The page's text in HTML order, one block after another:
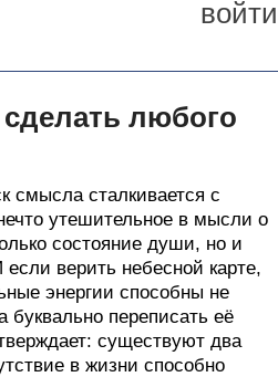
войти
любого
смысла сталкивается с
утешительное в мысли о
состояние души, но и
верить небесной карте,
энергии способны не
буквально переписать её
существуют два
в жизни способно